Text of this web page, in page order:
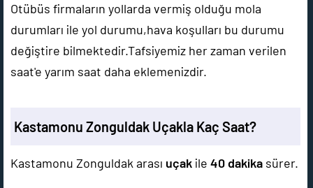
Otübüs firmaların yollarda vermiş olduğu mola
durumları ile yol durumu,hava koşulları bu durumu
değiştire bilmektedir.Tafsiyemiz her zaman verilen
saat'e yarım saat daha eklemenizdir.
Kastamonu Zonguldak Uçakla Kaç Saat?
Kastamonu Zonguldak arası uçak ile 40 dakika sürer.